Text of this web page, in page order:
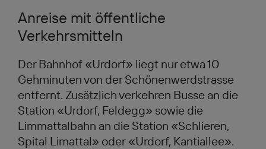
Anreise mit öffentliche
Verkehrsmitteln
Der Bahnhof «Urdorf» liegt nur etwa 10
Gehminuten von der Schönenwerdstrasse
entfernt. Zusätzlich verkehren Busse an die
Station «Urdorf, Feldegg» sowie die
Limmattalbahn an die Station «Schlieren,
Spital Limattal» oder «Urdorf, Kantiallee».